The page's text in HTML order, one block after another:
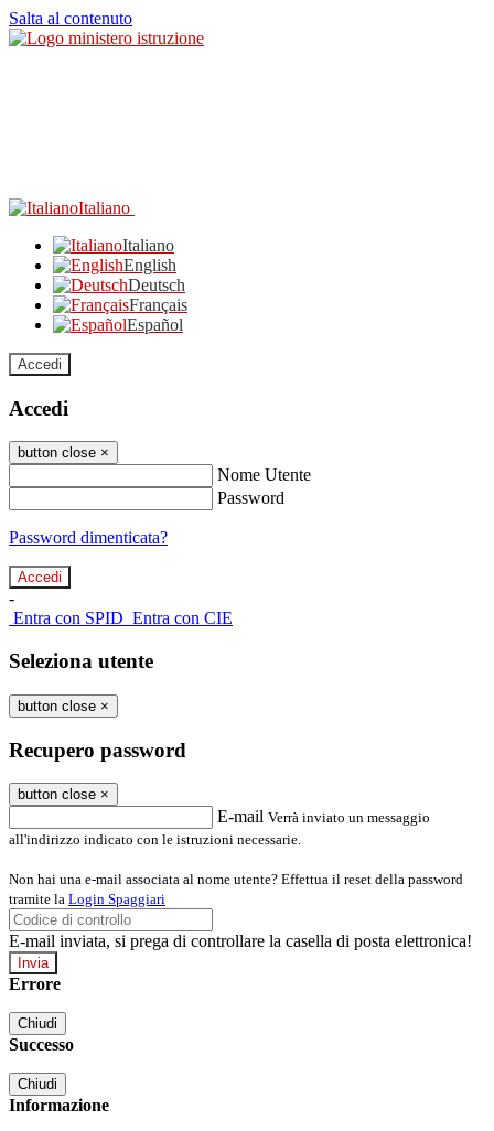
Salta al contenuto
Italiano
Italiano
English
Deutsch
Français
Español
Accedi
Accedi
button close ×
Nome Utente
Password
Password dimenticata?
-
Entra con SPID Entra con CIE
Seleziona utente
button close ×
Recupero password
button close ×
E-mail Verrà inviato un messaggio
all'indirizzo indicato con le istruzioni necessarie.
Non hai una e-mail associata al nome utente? Effettua il reset della password
tramite la Login Spaggiari
E-mail inviata, si prega di controllare la casella di posta elettronica!
Errore
Chiudi
Successo
Chiudi
Informazione